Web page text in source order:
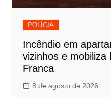
POLÍCIA
Incêndio em
vizinhos e mobiliza
Franca
8 de agosto de 2026